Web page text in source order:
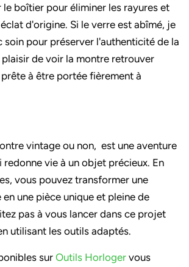
le boîtier pour éliminer les rayures et
d'origine. Si le verre est abîmé, je
soin pour préserver l'authenticité de la
de voir la montre retrouver
à être portée fièrement à
vintage ou non, est une aventure
redonne vie à un objet précieux. En
vous pouvez transformer une
une pièce unique et pleine de
pas à vous lancer dans ce projet
utilisant les outils adaptés.
sur Outils Horloger vous